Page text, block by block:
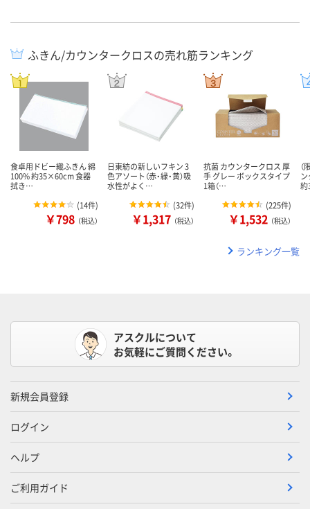
ふきん/カウンタークロスの売れ筋ランキング
食卓用ドビー織ふきん 綿
100% 約35×60cm 食器
拭き…
(14件)
￥798 （税込）
日東紡の新しいフキン 3
色アソート（赤・緑・黄）吸
水性がよく…
(32件)
￥1,317 （税込）
抗菌 カウンタークロス 厚
手 グレー ボックスタイプ
1箱（…
(225件)
￥1,532 （税込）
（
ランキング一覧
アスクルについて
お気軽にご質問ください。
新規会員登録
ログイン
ヘルプ
ご利用ガイド